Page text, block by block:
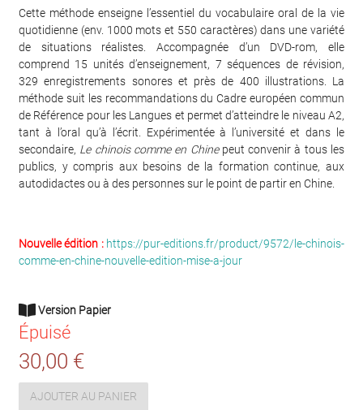
Cette méthode enseigne l’essentiel du vocabulaire oral de la vie
quotidienne (env. 1000 mots et 550 caractères) dans une variété
de situations réalistes. Accompagnée d’un DVD-rom, elle
comprend 15 unités d’enseignement, 7 séquences de révision,
329 enregistrements sonores et près de 400 illustrations. La
méthode suit les recommandations du Cadre européen commun
de Référence pour les Langues et permet d’atteindre le niveau A2,
tant à l’oral qu’à l’écrit. Expérimentée à l’université et dans le
secondaire, Le chinois comme en Chinepeut convenir à tous les
publics, y compris aux besoins de la formation continue, aux
autodidactes ou à des personnes sur le point de partir en Chine.
Nouvelle édition : https://pur-editions.fr/product/9572/le-chinois-
comme-en-chine-nouvelle-edition-mise-a-jour
Version Papier
Épuisé
30,00 €
AJOUTER AU PANIER